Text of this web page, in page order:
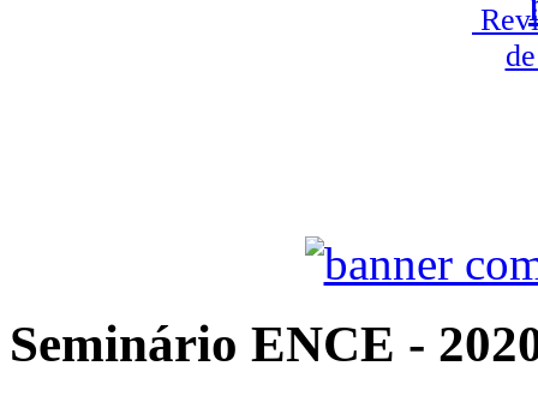
Seminário ENCE -